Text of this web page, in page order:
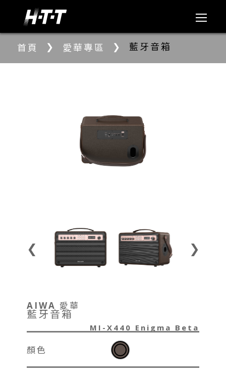
首頁 ❯ 愛華專區 ❯ 藍牙音箱
❮ ❯
AIWA 愛華
藍牙音箱
MI-X440 Enigma Beta
顏色